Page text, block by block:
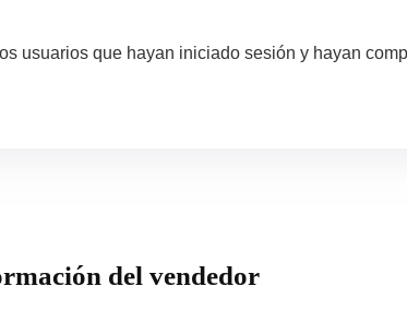
usuarios que hayan iniciado sesión y hayan
del vendedor